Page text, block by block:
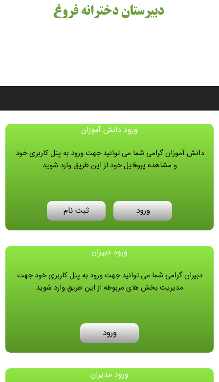
دبیرستان دخترانه فروغ
ورود دانش آموزان
دانش آموزان گرامی شما می توانید جهت ورود به پنل کاربری خود
و مشاهده پروفایل خود از این طریق وارد شوید
ورود ثبت نام
ورود دبیران
دبیران گرامی شما می توانید جهت ورود به پنل کاربری خود جهت
مدیریت بخش های مربوطه از این طریق وارد شوید
ورود
ورود مدیران